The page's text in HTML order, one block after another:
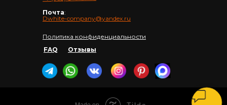
Почта:
Dwhite-company@yandex.ru
Политика конфиденциальности
FAQ Отзывы